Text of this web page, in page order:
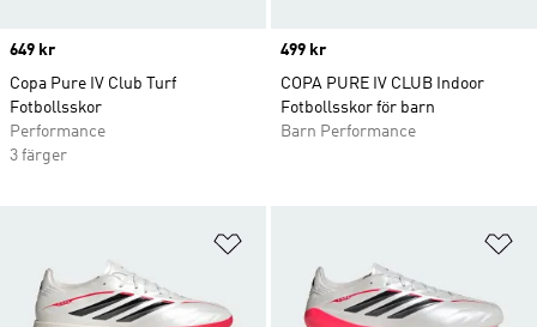
Price
649 kr
Copa Pure IV Club Turf
Fotbollsskor
Performance
3 färger
Price
499 kr
COPA PURE IV CLUB Indoor
Fotbollsskor för barn
Barn Performance